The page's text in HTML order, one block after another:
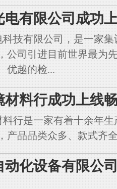
有限公司成功
科技有限公司，是一家
公司引进目前世界最为
优越的检...
料行成功上线
料行是一家有着十余年
产品品类众多、款式齐
动化设备有限公